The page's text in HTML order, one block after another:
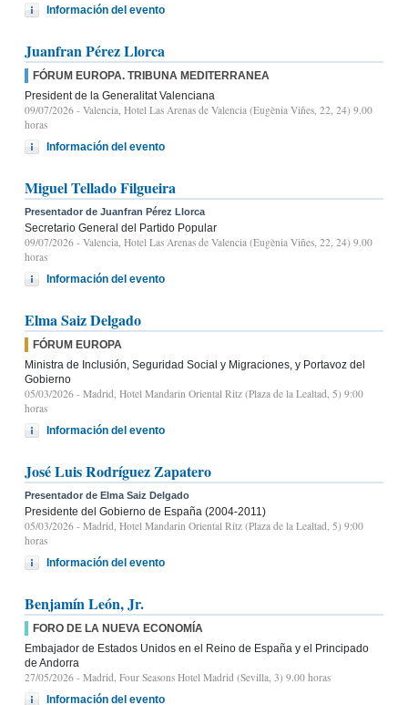
Información del evento
Juanfran Pérez Llorca
FÓRUM EUROPA. TRIBUNA MEDITERRANEA
President de la Generalitat Valenciana
09/07/2026 - Valencia, Hotel Las Arenas de Valencia (Eugènia Viñes, 22, 24) 9.00
horas
Información del evento
Miguel Tellado Filgueira
Presentador de Juanfran Pérez Llorca
Secretario General del Partido Popular
09/07/2026 - Valencia, Hotel Las Arenas de Valencia (Eugènia Viñes, 22, 24) 9.00
horas
Información del evento
Elma Saiz Delgado
FÓRUM EUROPA
Ministra de Inclusión, Seguridad Social y Migraciones, y Portavoz del
Gobierno
05/03/2026 - Madrid, Hotel Mandarin Oriental Ritz (Plaza de la Lealtad, 5) 9:00
horas
Información del evento
José Luis Rodríguez Zapatero
Presentador de Elma Saiz Delgado
Presidente del Gobierno de España (2004-2011)
05/03/2026 - Madrid, Hotel Mandarin Oriental Ritz (Plaza de la Lealtad, 5) 9:00
horas
Información del evento
Benjamín León, Jr.
FORO DE LA NUEVA ECONOMÍA
Embajador de Estados Unidos en el Reino de España y el Principado
de Andorra
27/05/2026 - Madrid, Four Seasons Hotel Madrid (Sevilla, 3) 9.00 horas
Información del evento